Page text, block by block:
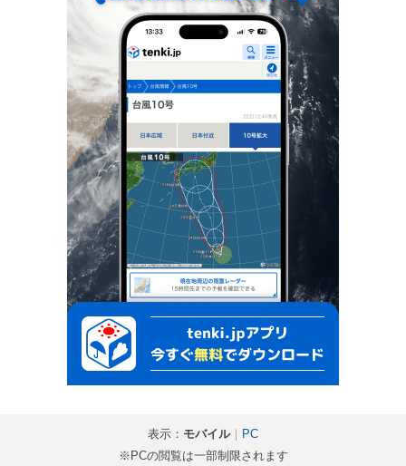
表示： モバイル｜
PC
※PCの閲覧は一部制限されます